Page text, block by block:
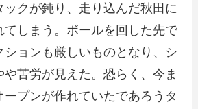
ックが鈍り、走り込んだ秋田に
てしまう。ボールを回した先で
ションも厳しいものとなり、シ
や苦労が見えた。恐らく、今ま
プンが作れていたであろうタ